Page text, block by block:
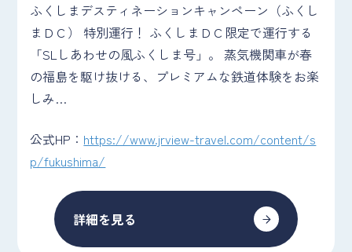
ふくしまデスティネーションキャンペーン（ふくし
まＤＣ） 特別運行！ ふくしまＤＣ限定で運行する
「SLしあわせの風ふくしま号」。 蒸気機関車が春
の福島を駆け抜ける、プレミアムな鉄道体験をお楽
しみ…
公式HP： https://www.jrview-travel.com/content/s
p/fukushima/
詳細を見る